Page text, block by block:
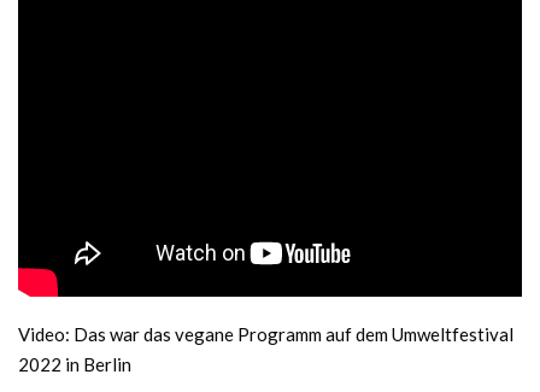
Video: Das war das vegane Programm auf dem Umweltfestival
2022 in Berlin